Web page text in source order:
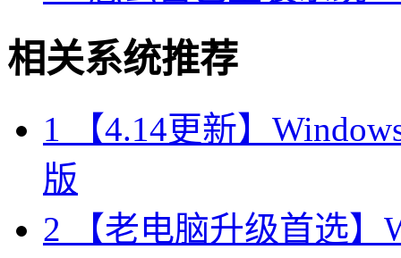
相关系统推荐
1 【4.14更新】
版
2 【老电脑升级首选】